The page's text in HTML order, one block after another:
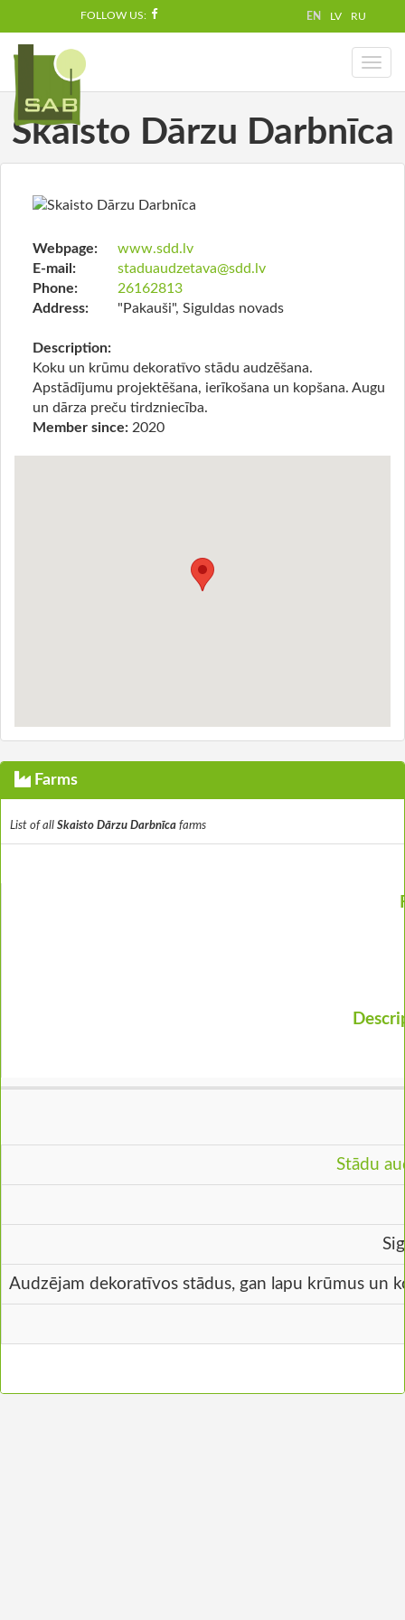
FOLLOW US: EN LV RU
Toggle
Skaisto Dārzu Darbnīca
Webpage:
www.sdd.lv
E-mail:
staduaudzetava@sdd.lv
Phone:
26162813
Address:
"Pakauši", Siguldas novads
Description:
Koku un krūmu dekoratīvo stādu audzēšana.
Apstādījumu projektēšana, ierīkošana un kopšana. Augu
un dārza preču tirdzniecība.
Member since: 2020
Farms
List of all Skaisto Dārzu Darbnīca farms
Stādu
Audzējam dekoratīvos stādus, gan lapu krūmus un